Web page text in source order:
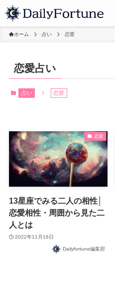
ホーム 占い 恋愛
恋愛占い
占い 恋愛
恋愛
13星座でみる二人の相性│
恋愛相性・周囲から見た二
人とは
2022年11月16日
Dailyfortune編集部